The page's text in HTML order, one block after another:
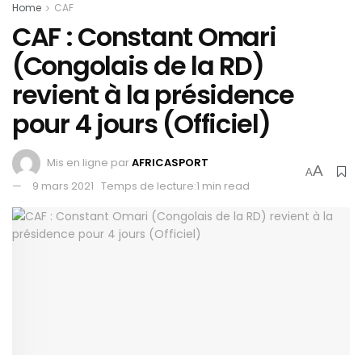
Home CAF
CAF : Constant Omari
(Congolais de la RD)
revient à la présidence
pour 4 jours (Officiel)
Mis en ligne parAFRICASPORT
9 mars 2021 Temps de lecture:1 min read
AA